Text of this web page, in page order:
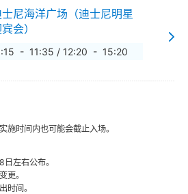
尼海洋广场（迪士尼明星
会）
- 11:35 / 12:20 - 15:20
施时间内也可能会截止入场。
左右公布。
更。
时间。